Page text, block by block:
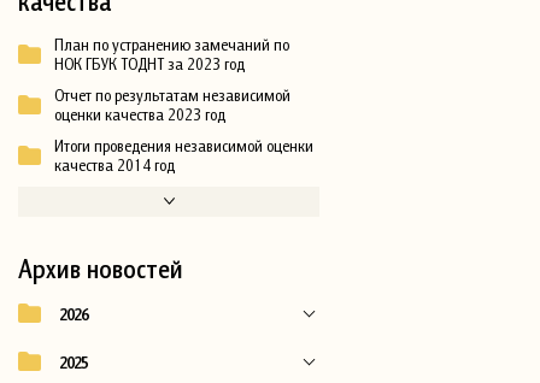
План по устранению замечаний по
НОК ГБУК ТОДНТ за 2023 год
Отчет по результатам независимой
оценки качества 2023 год
Итоги проведения независимой оценки
качества 2014 год
Архив новостей
2026
2025